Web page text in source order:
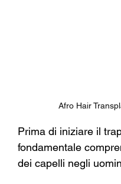
Afro Hair
Prima di iniziare il
fondamentale
dei capelli negli